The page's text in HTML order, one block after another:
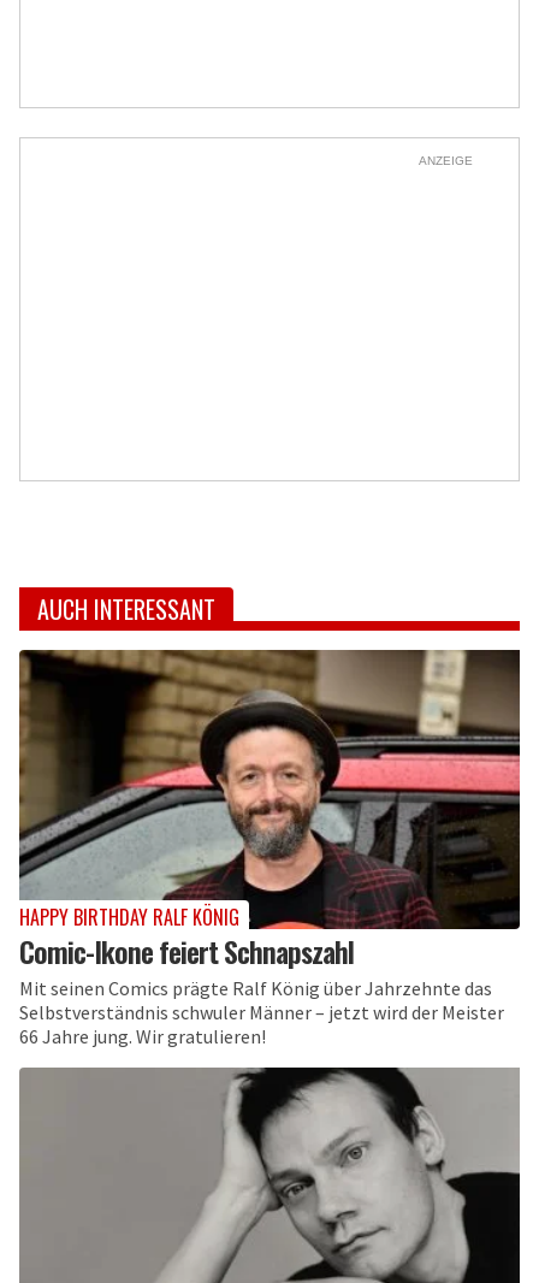
ANZEIGE
AUCH INTERESSANT
HAPPY BIRTHDAY RALF KÖNIG
Comic-Ikone feiert Schnapszahl
Mit seinen Comics prägte Ralf König über Jahrzehnte das
Selbstverständnis schwuler Männer – jetzt wird der Meister
66 Jahre jung. Wir gratulieren!